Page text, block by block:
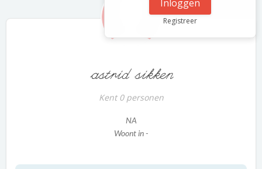
Inloggen
Registreer
astrid sikken
Kent 0 personen
NA
Woont in -